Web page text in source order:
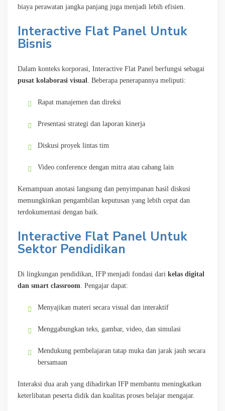
biaya perawatan jangka panjang juga menjadi lebih efisien.
Interactive Flat Panel Untuk
Bisnis
Dalam konteks korporasi, Interactive Flat Panel berfungsi sebagai
pusat kolaborasi visual. Beberapa penerapannya meliputi:
Rapat manajemen dan direksi
Presentasi strategi dan laporan kinerja
Diskusi proyek lintas tim
Video conference dengan mitra atau cabang lain
Kemampuan anotasi langsung dan penyimpanan hasil diskusi
memungkinkan pengambilan keputusan yang lebih cepat dan
terdokumentasi dengan baik.
Interactive Flat Panel Untuk
Sektor Pendidikan
Di lingkungan pendidikan, IFP menjadi fondasi dari kelas digital
dan smart classroom. Pengajar dapat:
Menyajikan materi secara visual dan interaktif
Menggabungkan teks, gambar, video, dan simulasi
Mendukung pembelajaran tatap muka dan jarak jauh secara
bersamaan
Interaksi dua arah yang dihadirkan IFP membantu meningkatkan
keterlibatan peserta didik dan kualitas proses belajar mengajar.